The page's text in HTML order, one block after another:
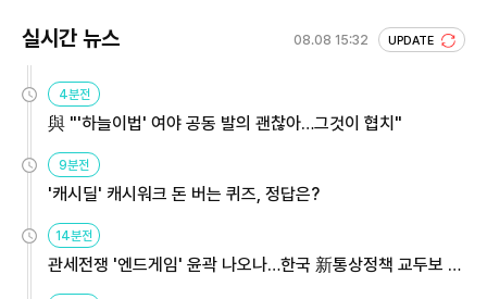
실시간 뉴스 08.08 15:32 UPDATE
4분전
與 "'하늘이법' 여야 공동 발의 괜찮아…그것이 협치"
9분전
'캐시딜' 캐시워크 돈 버는 퀴즈, 정답은?
14분전
관세전쟁 '엔드게임' 윤곽 나오나…한국 新통상정책 교두보 활
용해야